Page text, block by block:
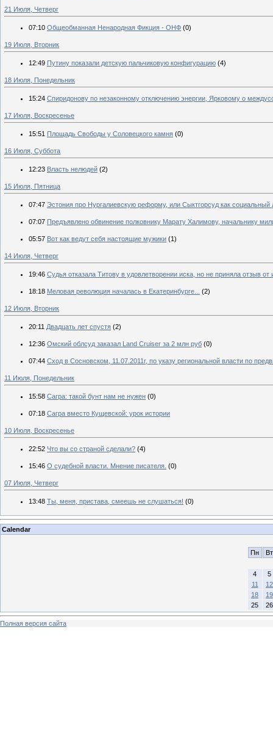
21 Июля, Четверг
07:10 Общеобманная Ненародная Фикция - ОНФ (0)
19 Июля, Вторник
12:49 Путину показали детскую пальчиковую конфигурацию (4)
18 Июля, Понедельник
15:24 Спиридонову по незаконному отключению энергии, Ярковому о
17 Июля, Воскресенье
15:51 Площадь Свободы у Соловецкого камня (0)
16 Июля, Суббота
12:23 Власть нелюдей (2)
15 Июля, Пятница
07:47 Эстония про Нургалиевскую реформу, или Сыктгорсуд как социальный
07:07 Предъявлено обвинение полковнику Марату Халимову, начальнику
05:57 Вот как ведут себя настоящие мужики (1)
14 Июля, Четверг
19:46 Судья отказала Титову в удовлетворении иска, но не приняла отзыв
18:18 Меловая революция началась в Екатеринбурге... (2)
12 Июля, Вторник
20:11 Двадцать лет спустя (2)
12:36 Омский облсуд заказал Land Cruiser за 2 млн руб (0)
07:44 Сход в Сосновском, 11.07.2011г, по указу региональной власти по
11 Июля, Понедельник
15:58 Сагра: такой бунт нам не нужен (0)
07:18 Сагра вместо Кущевской: урок истории
10 Июля, Воскресенье
22:52 Что вы со страной сделали? (4)
15:46 О судебной власти. Мнение писателя. (0)
07 Июля, Четверг
13:48 Ты, меня, пристава, смеешь не слушаться! (0)
Calendar
Пн Вт
4
5
11
12
18
19
25
26
Полная версия сайта